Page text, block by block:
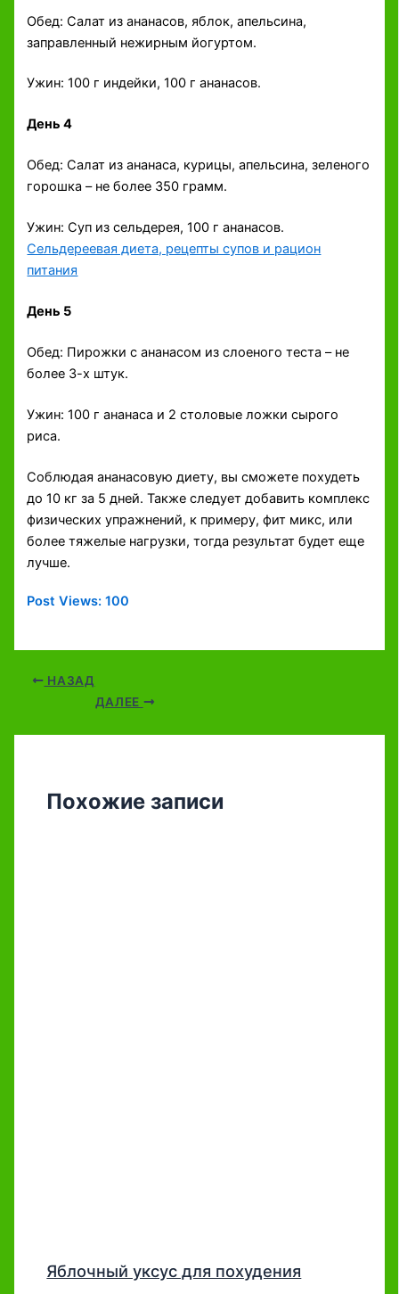
Обед: Салат из ананасов, яблок, апельсина,
заправленный нежирным йогуртом.
Ужин: 100 г индейки, 100 г ананасов.
День 4
Обед: Салат из ананаса, курицы, апельсина, зеленого
горошка – не более 350 грамм.
Ужин: Суп из сельдерея, 100 г ананасов.
Сельдереевая диета, рецепты супов и рацион
питания
День 5
Обед: Пирожки с ананасом из слоеного теста – не
более 3-х штук.
Ужин: 100 г ананаса и 2 столовые ложки сырого
риса.
Соблюдая ананасовую диету, вы сможете похудеть
до 10 кг за 5 дней. Также следует добавить комплекс
физических упражнений, к примеру, фит микс, или
более тяжелые нагрузки, тогда результат будет еще
лучше.
Post Views: 100
НАЗАД
ДАЛЕЕ
Похожие записи
Яблочный уксус для похудения